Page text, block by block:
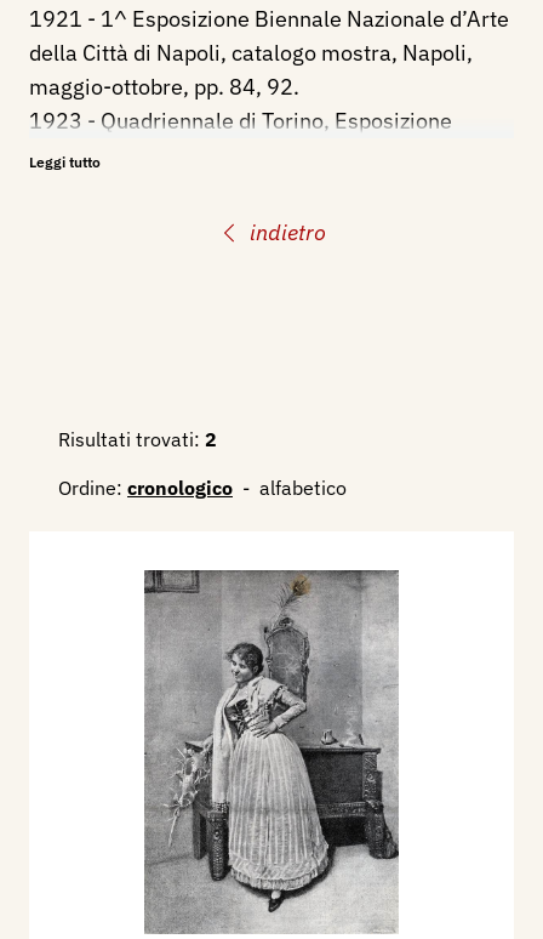
indietro
1921 - 1^ Esposizione Biennale Nazionale d’Arte
della Città di Napoli, catalogo mostra, Napoli,
maggio-ottobre, pp. 84, 92.
1923 - Quadriennale di Torino, Esposizione
Nazionale di Belle Arti, catalogo mostra, p. 56, n.
Leggi tutto
Risultati trovati: 2
Ordine: cronologico - alfabetico